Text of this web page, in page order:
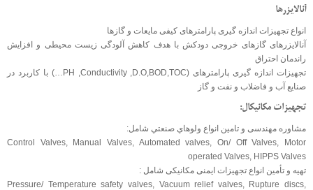
آنالایزرها
انواع تجهیزات اندازه گیری پارامترهای کیفی مایعات و گازها
آنالایزرهای گازهای خروجی دودکش با هدف کاهش آلودگی زیست محیطی و افزایش
راندمان احتراق
تجهیزات اندازه گیری پارامترهای (PH ,Conductivity ,D.O,BOD,TOC…) با کاربرد در
صنایع آب و فاضلاب و نفت و گاز
تجهيزات مکانيکال:
مشاوره مهندسی و تامين انواع ولوهاي صنعتي شامل:
Control Valves, Manual Valves, Automated valves, On/ Off Valves, Motor
operated Valves, HIPPS Valves
تهيه و تأمين انواع تجهيزات ايمنی مکانيکی شامل :
Pressure/ Temperature safety valves, Vacuum relief valves, Rupture discs,